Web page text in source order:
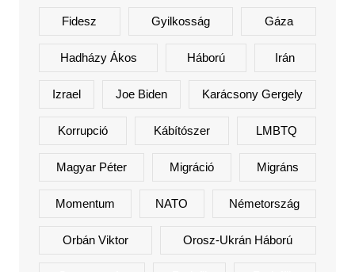
Fidesz Gyilkosság Gáza
Hadházy Ákos Háború Irán
Izrael Joe Biden Karácsony Gergely
Korrupció Kábítószer LMBTQ
Magyar Péter Migráció Migráns
Momentum NATO Németország
Orbán Viktor Orosz-Ukrán Háború